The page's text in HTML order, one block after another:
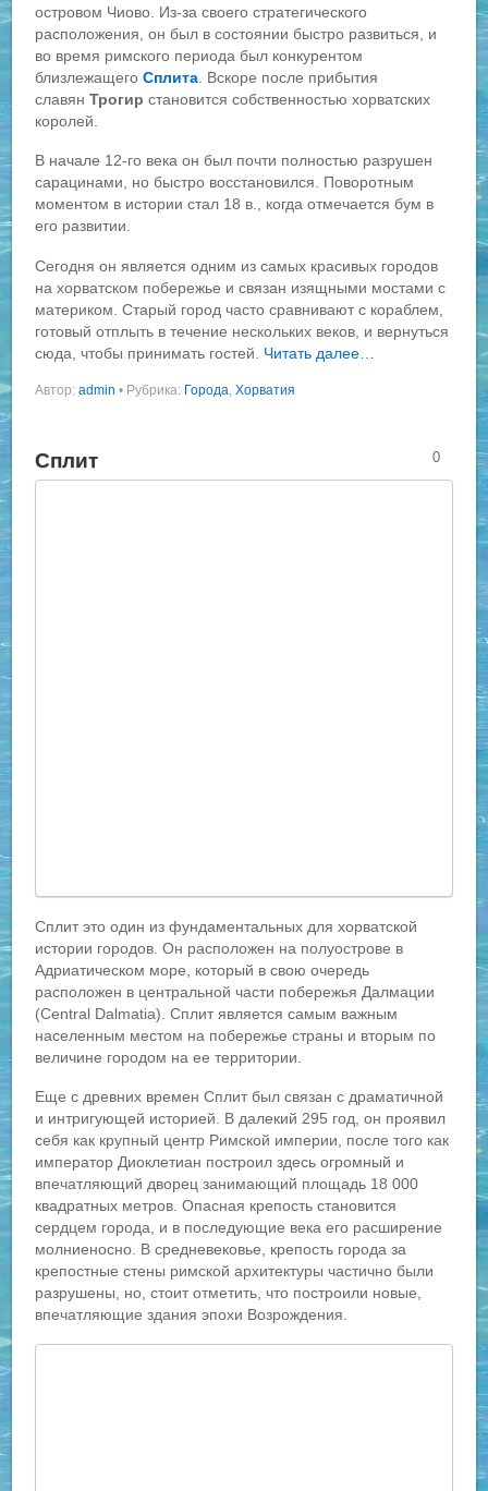
островом Чиово. Из-за своего стратегического
расположения, он был в состоянии быстро развиться, и
во время римского периода был конкурентом
близлежащегоСплита . Вскоре после прибытия
славянТрогир становится собственностью хорватских
королей.
В начале 12-го века он был почти полностью разрушен
сарацинами, но быстро восстановился. Поворотным
моментом в истории стал 18 в., когда отмечается бум в
его развитии.
Сегодня он является одним из самых красивых городов
на хорватском побережье и связан изящными мостами с
материком. Старый город часто сравнивают с кораблем,
готовый отплыть в течение нескольких веков, и вернуться
сюда, чтобы принимать гостей. Читать далее…
Автор:admin • Рубрика: Города,Хорватия
Сплит
Сплит это один из фундаментальных для хорватской
истории городов. Он расположен на полуострове в
Адриатическом море, который в свою очередь
расположен в центральной части побережья Далмации
(Central Dalmatia). Сплит является самым важным
населенным местом на побережье страны и вторым по
величине городом на ее территории.
Еще с древних времен Сплит был связан с драматичной
и интригующей историей. В далекий 295 год, он проявил
себя как крупный центр Римской империи, после того как
император Диоклетиан построил здесь огромный и
впечатляющий дворец занимающий площадь 18 000
квадратных метров. Опасная крепость становится
сердцем города, и в последующие века его расширение
молниеносно. В средневековье, крепость города за
крепостные стены римской архитектуры частично были
разрушены, но, стоит отметить, что построили новые,
впечатляющие здания эпохи Возрождения.
0